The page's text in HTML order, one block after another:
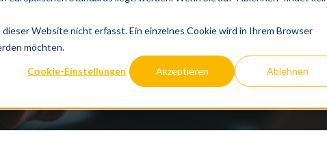
Website nicht erfasst. Ein einzelnes Cookie wird in Ihrem Browser
möchten.
Cookie-Einstellungen Akzeptieren Ablehnen